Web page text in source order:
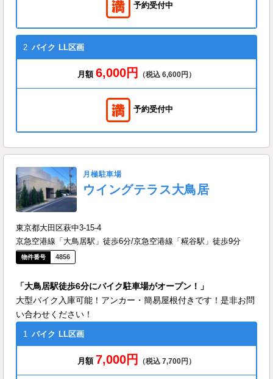
予約受付中
2 バイク LL区画
月額 6,000円 （税込 6,600円）
予約受付中
月極駐車場
ウイングテラス大鳥居
東京都大田区萩中3-15-4
京急空港線「大鳥居駅」徒歩6分/京急空港線「糀谷駅」徒歩9分
4856
「大鳥居駅徒歩6分にバイク駐車場がオープン！」
大型バイク入庫可能！アンカー・簡易屋根付きです！是非お問
い合わせください！
1 バイク LL区画
月額 7,000円 （税込 7,700円）